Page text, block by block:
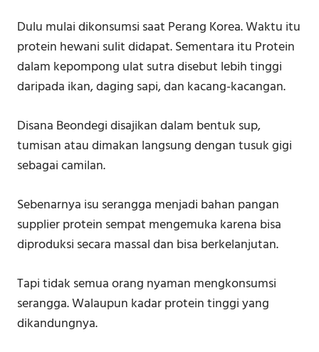
Dulu mulai dikonsumsi saat Perang Korea. Waktu itu
protein hewani sulit didapat. Sementara itu Protein
dalam kepompong ulat sutra disebut lebih tinggi
daripada ikan, daging sapi, dan kacang-kacangan.
Disana Beondegi disajikan dalam bentuk sup,
tumisan atau dimakan langsung dengan tusuk gigi
sebagai camilan.
Sebenarnya isu serangga menjadi bahan pangan
supplier protein sempat mengemuka karena bisa
diproduksi secara massal dan bisa berkelanjutan.
Tapi tidak semua orang nyaman mengkonsumsi
serangga. Walaupun kadar protein tinggi yang
dikandungnya.